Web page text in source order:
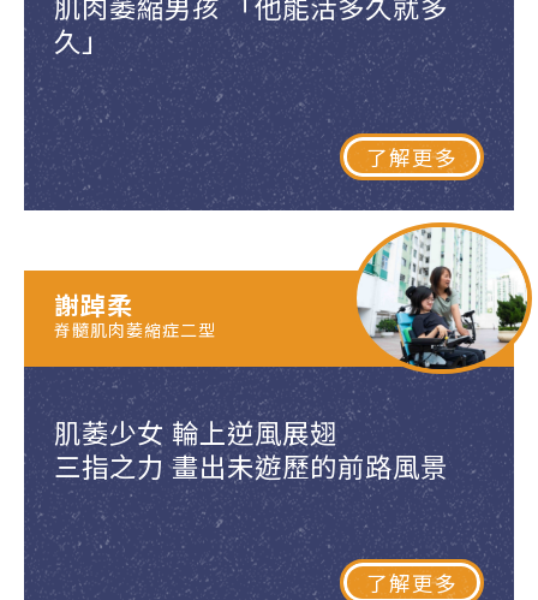
久」
了解更多
肌萎少女 輪上逆風展翅
三指之力 畫出未遊歷的前路風景
了解更多
謝踔柔
脊髓肌肉萎縮症二型